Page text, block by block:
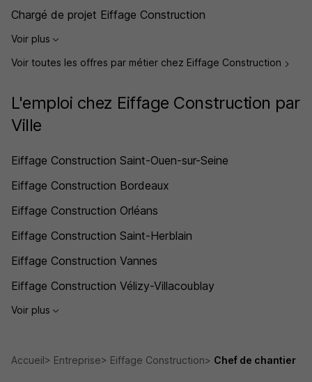
Chargé de projet Eiffage Construction
Voir plus
Voir toutes les offres par métier chez Eiffage Construction
L'emploi chez Eiffage Construction par
Ville
Eiffage Construction Saint-Ouen-sur-Seine
Eiffage Construction Bordeaux
Eiffage Construction Orléans
Eiffage Construction Saint-Herblain
Eiffage Construction Vannes
Eiffage Construction Vélizy-Villacoublay
Voir plus
Accueil Entreprise Eiffage Construction Chef de chantier